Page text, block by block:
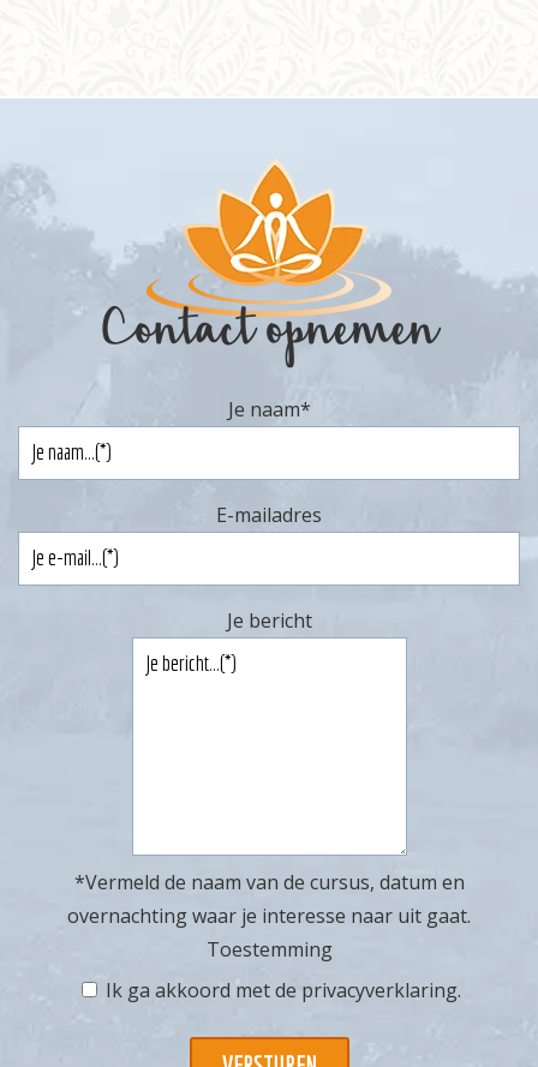
Contact opnemen
Je naam*
E-mailadres
Je bericht
*Vermeld de naam van de cursus, datum en
overnachting waar je interesse naar uit gaat.
Toestemming
Ik ga akkoord met de privacyverklaring.